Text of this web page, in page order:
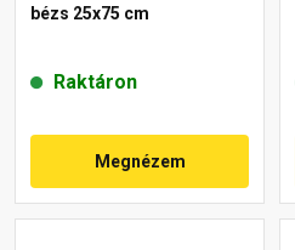
bézs 25x75 cm
Raktáron
Megnézem